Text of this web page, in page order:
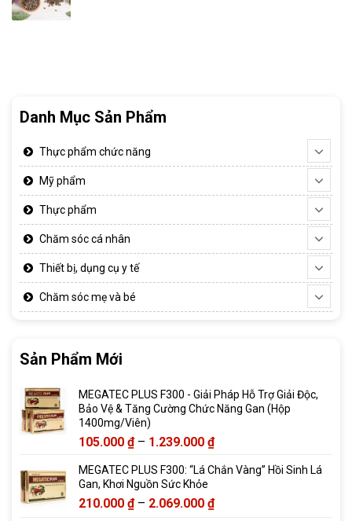
Danh Mục Sản Phẩm
Thực phẩm chức năng
Mỹ phẩm
Thực phẩm
Chăm sóc cá nhân
Thiết bị, dụng cụ y tế
Chăm sóc mẹ và bé
Sản Phẩm Mới
MEGATEC PLUS F300 - Giải Pháp Hỗ Trợ Giải Độc,
Bảo Vệ & Tăng Cường Chức Năng Gan (Hộp
1400mg/Viên)
105.000 ₫ – 1.239.000 ₫Khoảng
từ
đến
MEGATEC PLUS F300: “Lá Chắn Vàng” Hồi Sinh Lá
Gan, Khơi Nguồn Sức Khỏe
210.000 ₫ – 2.069.000 ₫Khoảng